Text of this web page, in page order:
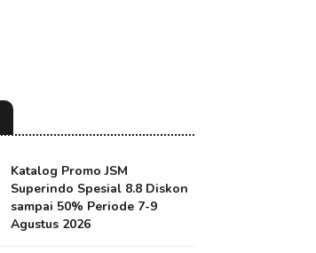
Katalog Promo JSM
Superindo Spesial 8.8 Diskon
sampai 50% Periode 7-9
Agustus 2026